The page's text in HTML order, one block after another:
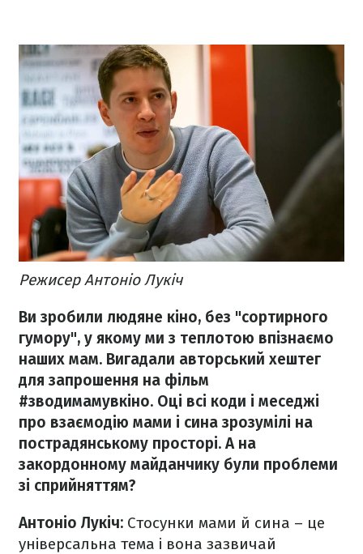
Режисер Антоніо Лукіч
Ви зробили людяне кіно, без "сортирного
гумору", у якому ми з теплотою впізнаємо
наших мам. Вигадали авторський хештег
для запрошення на фільм
#зводимамувкіно. Оці всі коди і меседжі
про взаємодію мами і сина зрозумілі на
пострадянському просторі. А на
закордонному майданчику були проблеми
зі сприйняттям?
Антоніо Лукіч: Стосунки мами й сина – це
універсальна тема і вона зазвичай